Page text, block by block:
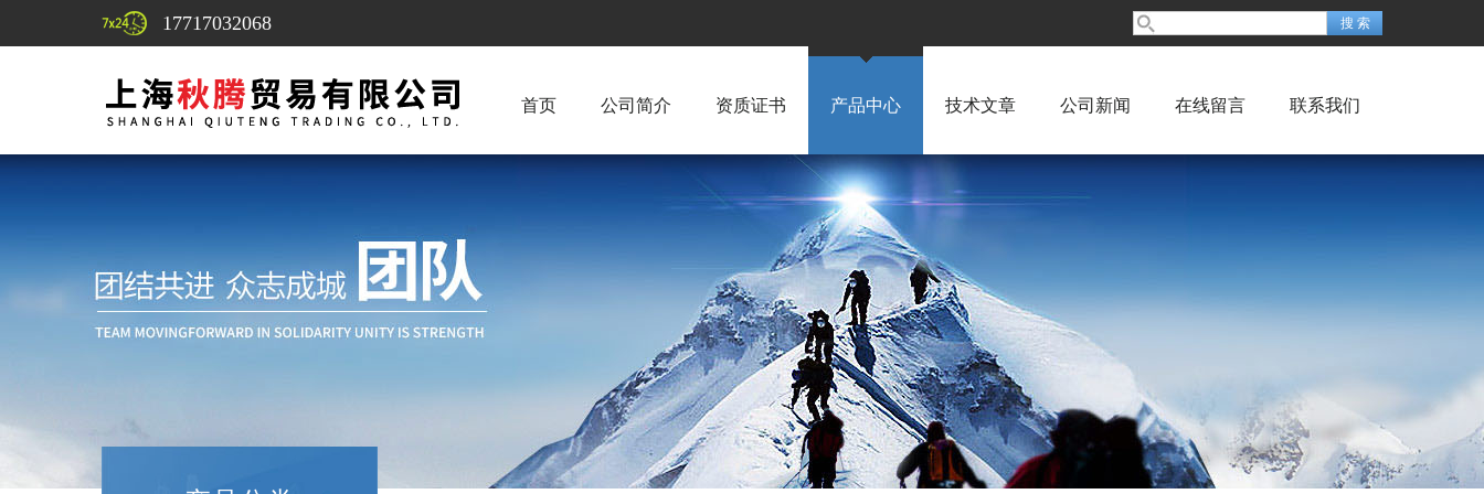
17717032068
首页 公司简介 资质证书 产品中心 技术文章 公司新闻 在线留言 联系我们